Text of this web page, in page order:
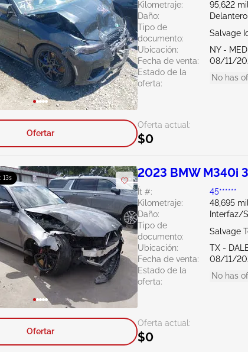
Kilometraje:
95,622
Daño:
Tipo de
documento:
Salvage
Ubicación:
NY -
Fecha de venta:
08/11/
Estado de la
oferta:
No has
Oferta actual:
$0
Ofertar
12s 2023 BMW M340i
Ít #:
45******
Kilometraje:
48,695
Daño:
Interfaz/
Tipo de
documento:
Salvage
Ubicación:
TX -
Fecha de venta:
08/11/
Estado de la
oferta:
No has
Oferta actual:
$0
Ofertar